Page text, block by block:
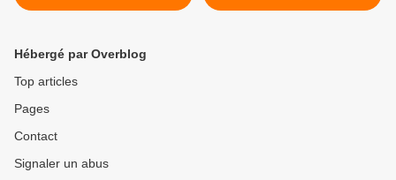
Hébergé par Overblog
Top articles
Pages
Contact
Signaler un abus